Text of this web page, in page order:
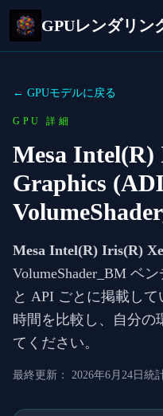
GPUレンダリン
← GPUモデルに戻る
GPU 詳細
Mesa
Graphics
Mesa Intel(R) Iris(R)
VolumeShader_BM ベ
と API ごとに掲載して
時間を比較し、自分の
てください。
最終更新： 2026年6月24日 統